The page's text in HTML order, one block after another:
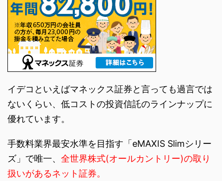
イデコといえばマネックス証券と言っても過言では
ないくらい、低コストの投資信託のラインナップに
優れています。
手数料業界最安水準を目指す「eMAXIS Slimシリー
ズ」で唯一、 全世界株式(オールカントリー)の取り
扱いがあるネット証券。